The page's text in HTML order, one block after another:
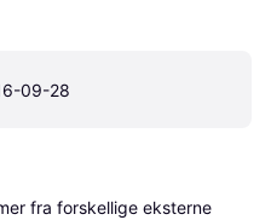
09-28
fra forskellige eksterne